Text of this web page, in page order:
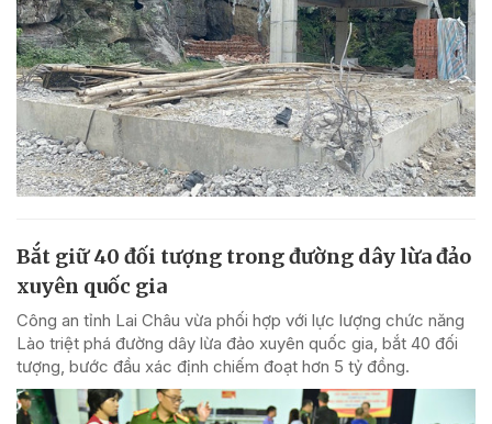
Bắt giữ 40 đối tượng trong đường dây lừa đảo
xuyên quốc gia
Công an tỉnh Lai Châu vừa phối hợp với lực lượng chức năng
Lào triệt phá đường dây lừa đảo xuyên quốc gia, bắt 40 đối
tượng, bước đầu xác định chiếm đoạt hơn 5 tỷ đồng.